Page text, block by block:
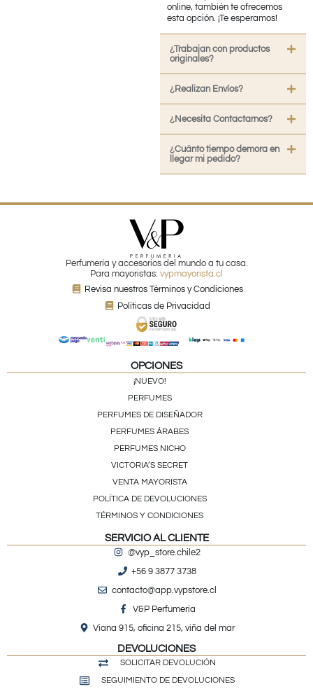
online, también te ofrecemos
esta opción. ¡Te esperamos!
¿Trabajan con productos
originales?
¿Realizan Envíos?
¿Necesita Contactarnos?
¿Cuánto tiempo demora en
llegar mi pedido?
Perfumería y accesorios del mundo a tu casa.
Para mayoristas: vypmayorista.cl
Revisa nuestros Términos y Condiciones
Políticas de Privacidad
OPCIONES
¡NUEVO!
PERFUMES
PERFUMES DE DISEÑADOR
PERFUMES ÁRABES
PERFUMES NICHO
VICTORIA’S SECRET
VENTA MAYORISTA
POLÍTICA DE DEVOLUCIONES
TÉRMINOS Y CONDICIONES
SERVICIO AL CLIENTE
@vyp_store.chile2
+56 9 3877 3738
contacto@app.vypstore.cl
V&P Perfumeria
Viana 915, oficina 215, viña del mar
DEVOLUCIONES
SOLICITAR DEVOLUCIÓN
SEGUIMIENTO DE DEVOLUCIONES